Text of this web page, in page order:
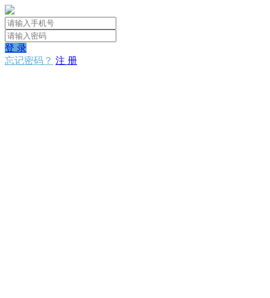
登 录
忘记密码？ 注 册